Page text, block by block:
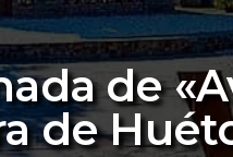
de
de